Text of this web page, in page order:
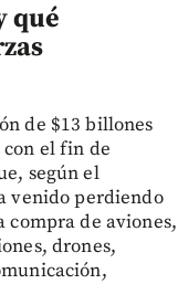
qué
de $13 billones
el fin de
según el
venido perdiendo
compra de aviones,
drones,